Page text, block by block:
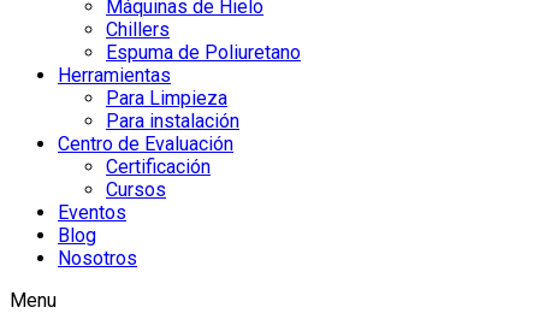
Máquinas de Hielo
Chillers
Espuma de Poliuretano
Herramientas
Para Limpieza
Para instalación
Centro de Evaluación
Certificación
Cursos
Eventos
Blog
Nosotros
Menu